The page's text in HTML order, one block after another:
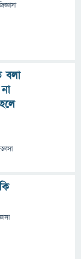
বলা